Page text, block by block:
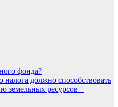
фонда?
налога должно способствовать
земельных ресурсов –